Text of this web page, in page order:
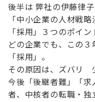
後半は 弊社の伊藤律
「中小企業の人材戦
「採用」３つのポイン
どの企業でも、この
「採用」。
その原因は、ズバリ
今後「後継者難」「
者、中核者の転職・独